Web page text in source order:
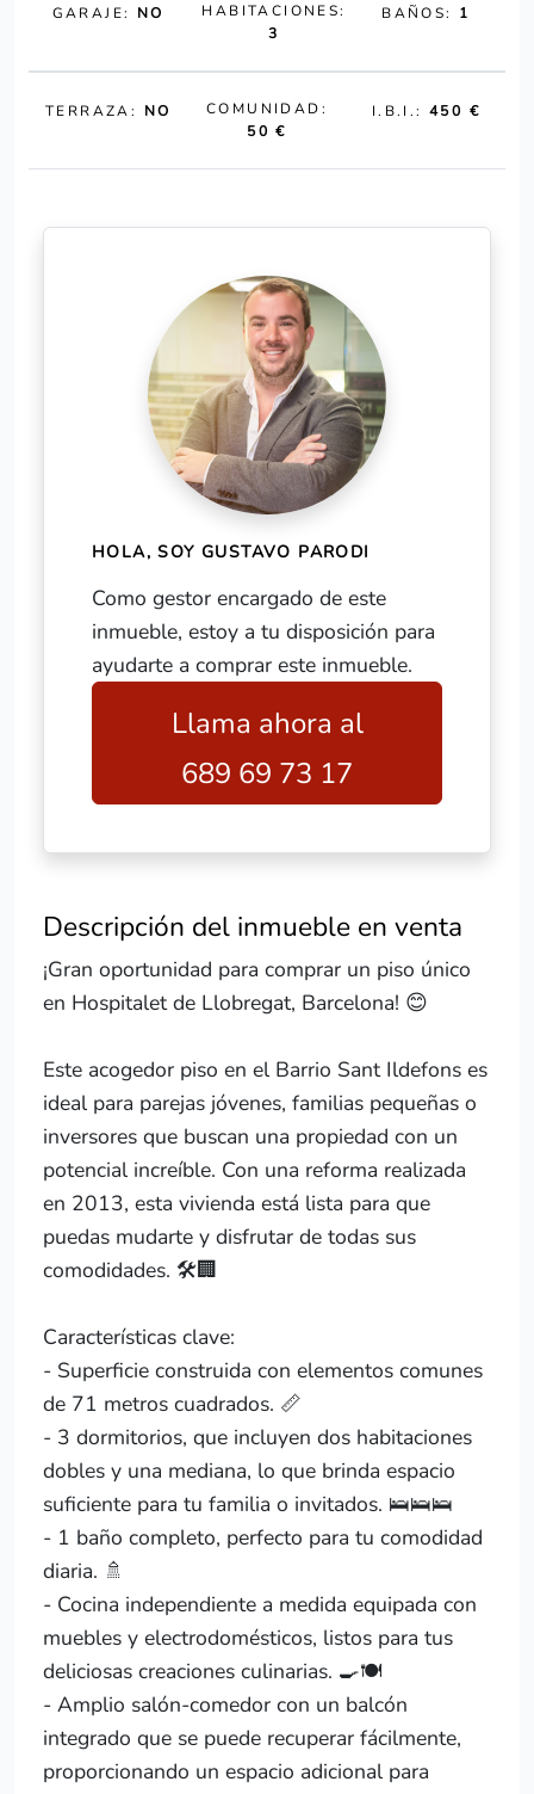
GARAJE: NO
HABITACIONES:
3
BAÑOS: 1
TERRAZA: NO
COMUNIDAD:
50 €
I.B.I.: 450 €
HOLA, SOY GUSTAVO PARODI
Como gestor encargado de este
inmueble, estoy a tu disposición para
ayudarte a comprar este inmueble.
Llama ahora al
689 69 73 17
Descripción del inmueble en venta
¡Gran oportunidad para comprar un piso único
en Hospitalet de Llobregat, Barcelona! 😊
Este acogedor piso en el Barrio Sant Ildefons es
ideal para parejas jóvenes, familias pequeñas o
inversores que buscan una propiedad con un
potencial increíble. Con una reforma realizada
en 2013, esta vivienda está lista para que
puedas mudarte y disfrutar de todas sus
comodidades. 🛠️🏢
Características clave:
- Superficie construida con elementos comunes
de 71 metros cuadrados. 📏
- 3 dormitorios, que incluyen dos habitaciones
dobles y una mediana, lo que brinda espacio
suficiente para tu familia o invitados. 🛌🛌🛌
- 1 baño completo, perfecto para tu comodidad
diaria. 🚿
- Cocina independiente a medida equipada con
muebles y electrodomésticos, listos para tus
deliciosas creaciones culinarias. 🍳🍽️
- Amplio salón-comedor con un balcón
integrado que se puede recuperar fácilmente,
proporcionando un espacio adicional para